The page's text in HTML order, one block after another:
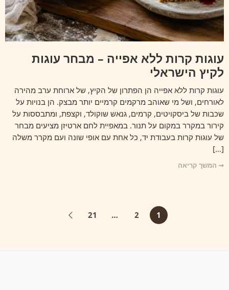
עוגות קרות ללא אפייה – מבחר עוגות
לקיץ הישראלי
עוגות קרות ללא אפייה הן הפתרון של הקיץ, של ארוחת ערב מהירה
לאורחים, ושל מי שאוהב מרקמים קרמיים יותר מבצק. הן בנויות על
שכבות של ביסקויטים, קרמים, גנאש שוקולד, וקצפת, ומתבססות על
קירור במקרר במקום על תנור. במאפיית לחם ארטיזן מציעים מבחר
של עוגות קרות בעבודת יד, כל אחת עם אופי שונה ועם מקרר משלה
[…]
➞ המשך קריאה
1
2
…
21